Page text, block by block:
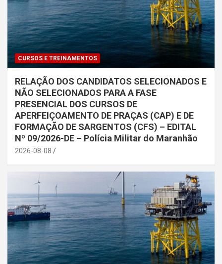
CURSOS E TREINAMENTOS
RELAÇÃO DOS CANDIDATOS SELECIONADOS E
NÃO SELECIONADOS PARA A FASE
PRESENCIAL DOS CURSOS DE
APERFEIÇOAMENTO DE PRAÇAS (CAP) E DE
FORMAÇÃO DE SARGENTOS (CFS) – EDITAL
Nº 09/2026-DE – Polícia Militar do Maranhão
2026-08-08